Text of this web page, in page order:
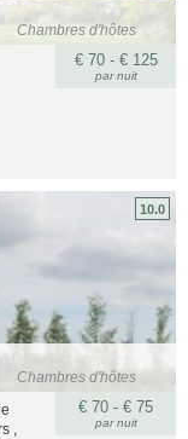
Chambres d'hôtes
€ 70 - € 125
par nuit
Chambres d'hôtes
10.0
€ 70 - € 75
par nuit
,